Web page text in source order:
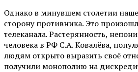
Однако в минувшем столетии
сторону противника. Это
телеканала. Растерянность,
человека в РФ С.А. Ковалёва,
людям открыто выразить своё
получили монополию на